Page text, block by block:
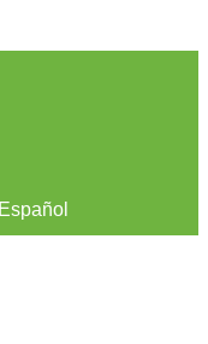
Español